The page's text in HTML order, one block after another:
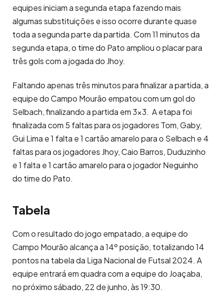
equipes iniciam a segunda etapa fazendo mais
algumas substituições e isso ocorre durante quase
toda a segunda parte da partida. Com 11 minutos da
segunda etapa, o time do Pato ampliou o placar para
três gols com a jogada do Jhoy.
Faltando apenas três minutos para finalizar a partida, a
equipe do Campo Mourão empatou com um gol do
Selbach, finalizando a partida em 3×3. A etapa foi
finalizada com 5 faltas para os jogadores Tom, Gaby,
Gui Lima e 1 falta e 1 cartão amarelo para o Selbach e 4
faltas para os jogadores Jhoy, Caio Barros, Duduzinho
e 1 falta e 1 cartão amarelo para o jogador Neguinho
do time do Pato.
Tabela
Com o resultado do jogo empatado, a equipe do
Campo Mourão alcança a 14º posição, totalizando 14
pontos na tabela da Liga Nacional de Futsal 2024. A
equipe entrará em quadra com a equipe do Joaçaba,
no próximo sábado, 22 de junho, às 19:30.